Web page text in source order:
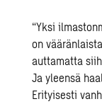
“Yksi
on
auttamatta
Ja yleensä
Erityisesti